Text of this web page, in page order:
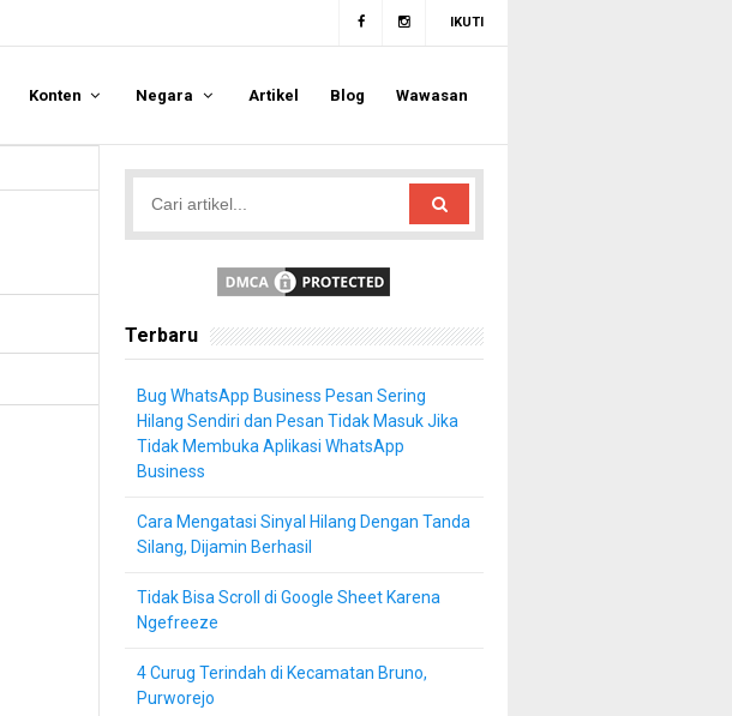
IKUTI
Konten Negara Artikel Blog Wawasan
Terbaru
Bug WhatsApp Business Pesan Sering
Hilang Sendiri dan Pesan Tidak Masuk Jika
Tidak Membuka Aplikasi WhatsApp
Business
Cara Mengatasi Sinyal Hilang Dengan Tanda
Silang, Dijamin Berhasil
Tidak Bisa Scroll di Google Sheet Karena
Ngefreeze
4 Curug Terindah di Kecamatan Bruno,
Purworejo